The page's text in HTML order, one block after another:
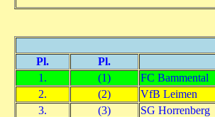
Pl.
Pl.
1.
(1) FC Bammental
2.
(2) VfB Leimen
3.
(3) SG Horrenberg